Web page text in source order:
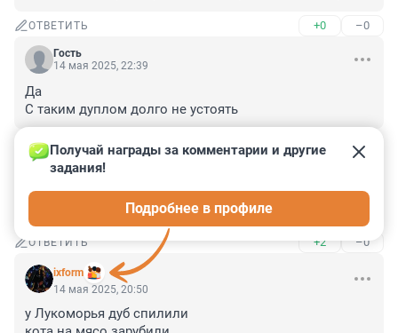
ОТВЕТИТЬ +0 –0
Гость
14 мая 2025, 22:39
Да
С таким дуплом долго не устоять
ОТВЕТИТЬ –0
Гость
При А.С.Пушкине рос!
ОТВЕТИТЬ +2 –0
ixform
Получай награды за комментарии и другие
задания!
Подробнее в профиле
14 мая 2025, 20:50
у Лукоморья дуб спилили